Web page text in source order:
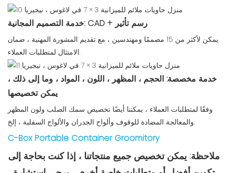
خدمة التصميم المجانية: CAD + رسم تأثير
يمكن لأكثر من 15 مصممًا ومهندسين ، مع تقديم المشورة المهنية ، ضمان
الامتثال لمتطلبات العملاء.
خدمة مخصصة: الحجم ، المظهر ، اللون ، المواد ، وما إلى ذلك ،
يمكن تخصيصها
وفقًا لمتطلبات العملاء ، يمكننا أيضًا تخصيص سمك الصلب ولون المظهر
والمعالجة المضادة للوقوف وألواح الجدران والألواح السفلية ، إلخ.
C-Box Portable Container Groomitory
ملاحظة: يمكن تخصيص جميع منتجاتنا ، إذا كنت بحاجة إلى